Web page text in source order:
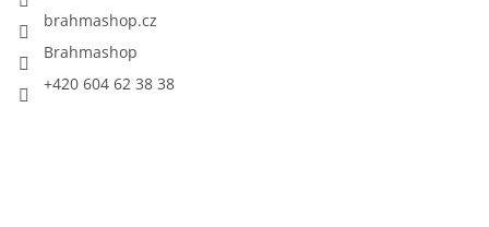
brahmashop.cz
Brahmashop
+420 604 62 38 38